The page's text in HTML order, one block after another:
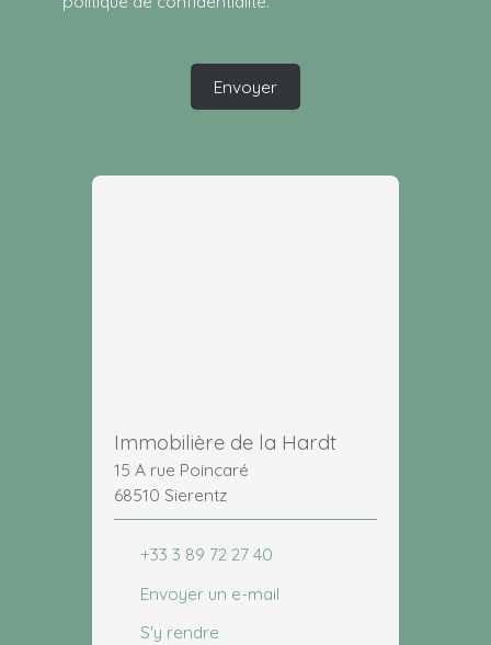
Envoyer
Immobilière de la Hardt
15 A rue Poincaré
68510 Sierentz
+33 3 89 72 27 40
Envoyer un e-mail
S'y rendre